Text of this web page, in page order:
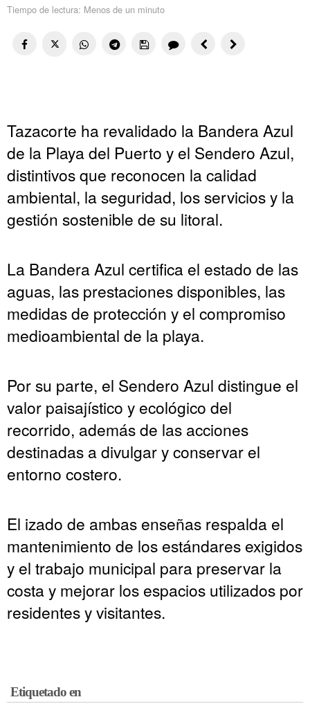
Tiempo de lectura: Menos de un minuto
Tazacorte ha revalidado la Bandera Azul
de la Playa del Puerto y el Sendero Azul,
distintivos que reconocen la calidad
ambiental, la seguridad, los servicios y la
gestión sostenible de su litoral.
La Bandera Azul certifica el estado de las
aguas, las prestaciones disponibles, las
medidas de protección y el compromiso
medioambiental de la playa.
Por su parte, el Sendero Azul distingue el
valor paisajístico y ecológico del
recorrido, además de las acciones
destinadas a divulgar y conservar el
entorno costero.
El izado de ambas enseñas respalda el
mantenimiento de los estándares exigidos
y el trabajo municipal para preservar la
costa y mejorar los espacios utilizados por
residentes y visitantes.
Etiquetado en